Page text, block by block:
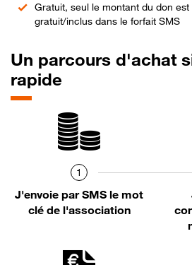
Gratuit, seul le montant du don
gratuit/inclus dans le forfait SMS
Un parcours d'achat
rapide
1
J'envoie par SMS le mot
clé de l'association